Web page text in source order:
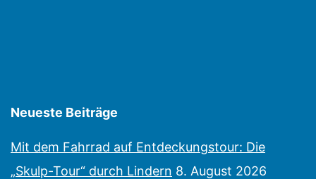
Neueste Beiträge
Mit dem Fahrrad auf Entdeckungstour: Die
„Skulp-Tour“ durch Lindern 8. August 2026